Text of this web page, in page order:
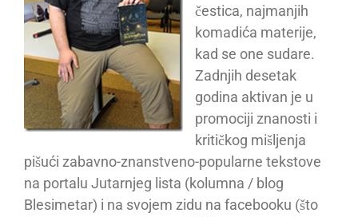
čestica, najmanjih
komadića materije,
kad se one sudare.
Zadnjih desetak
godina aktivan je u
promociji znanosti i
kritičkog mišljenja
pišući zabavno-znanstveno-popularne tekstove
na portalu Jutarnjeg lista (kolumna / blog
Blesimetar) i na svojem zidu na facebooku (što